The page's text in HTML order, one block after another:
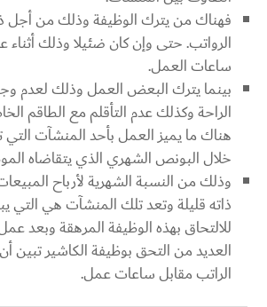
فهناك من يترك الوظيفة وذلك من أجل
الرواتب. حتى وإن كان ضئيلا وذلك
ساعات العمل.
بينما يترك البعض العمل وذلك لعدم
الراحة وكذلك عدم التأقلم مع الطاقم
هناك ما يميز العمل بأحد المنشآت
خلال البونص الشهري الذي يتقاضاه
وذلك من النسبة الشهرية لأرباح
ذاته قليلة وتعد تلك المنشآت هي التي
للالتحاق بهذه الوظيفة المرهقة وبعد
العديد من التحق بوظيفة الكاشير تبين
الراتب مقابل ساعات عمل.